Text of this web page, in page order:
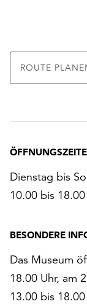
ROUTE
Dienstag bis
10.00 bis
BESONDERE
Das Museum
18.00 Uhr, am
13.00 bis 18.00